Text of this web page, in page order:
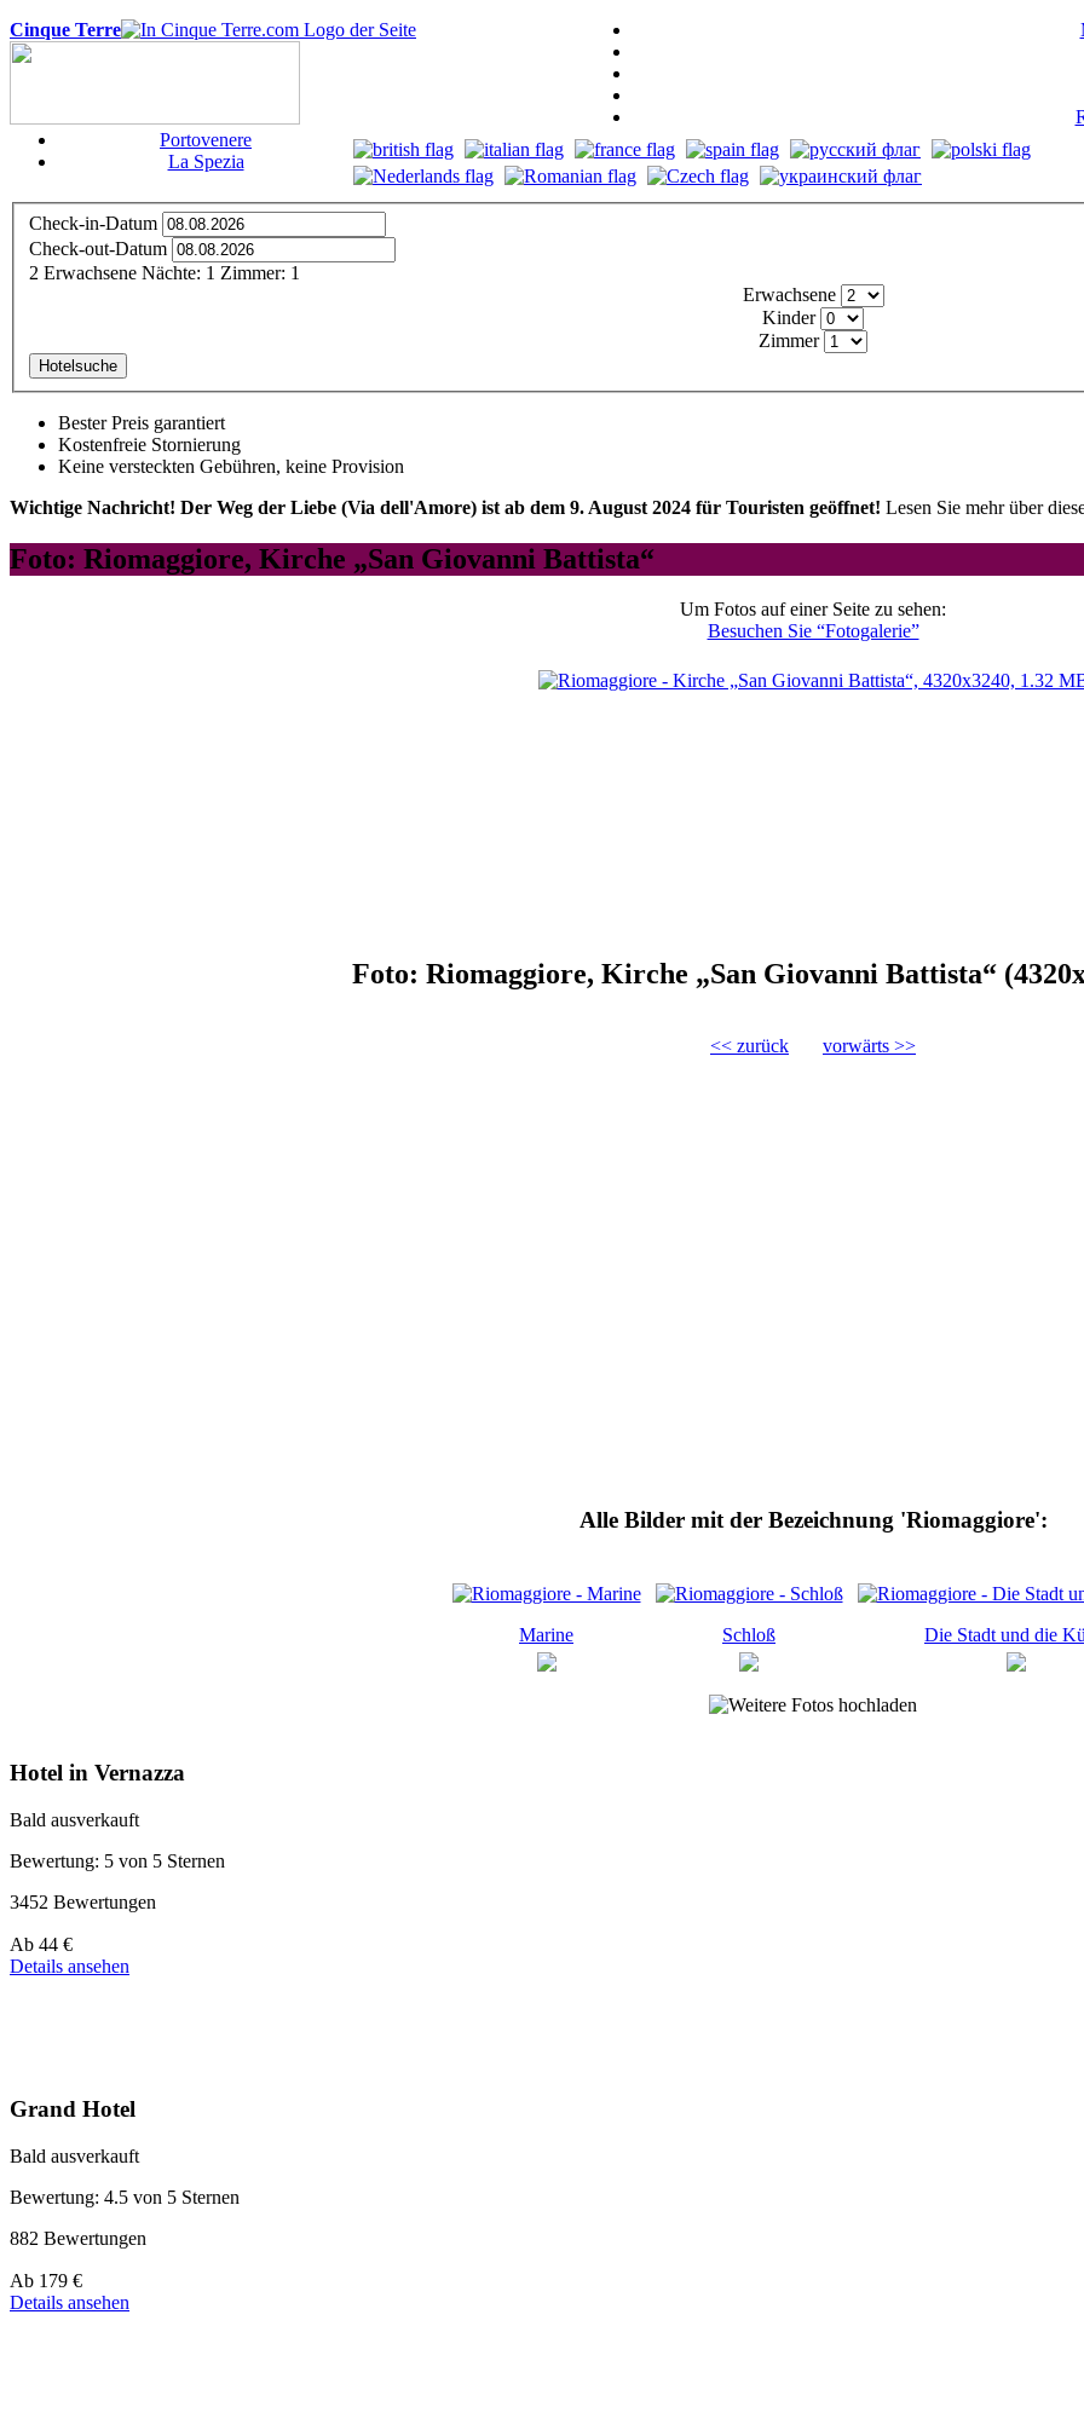
Cinque Terre
Portovenere
La Spezia
Check-in-Datum
Check-out-Datum
2 Erwachsene Nächte: 1 Zimmer: 1
Erwachsene
Kinder
Zimmer
Hotelsuche
Bester Preis garantiert
Kostenfreie Stornierung
Keine versteckten Gebühren, keine Provision
Wichtige Nachricht! Der Weg der Liebe (Via dell'Amore) ist ab dem 9. August 2024 für Touristen geöffnet! Lesen Sie mehr über
Foto: Riomaggiore, Kirche „San Giovanni Battista“
Um Fotos auf einer Seite zu sehen:
Besuchen Sie “Fotogalerie”
Foto: Riomaggiore, Kirche „San Giovanni Battista“
<< zurück vorwärts >>
Alle Bilder mit der Bezeichnung 'Riomaggiore':
Marine Schloß Die Stadt und die
Hotel in Vernazza
Bald ausverkauft
Bewertung: 5 von 5 Sternen
3452 Bewertungen
Preis
ab
Ab 44 €
Details ansehen
Grand Hotel
Bald ausverkauft
Bewertung: 4.5 von 5 Sternen
882 Bewertungen
Preis
ab
Ab 179 €
Details ansehen